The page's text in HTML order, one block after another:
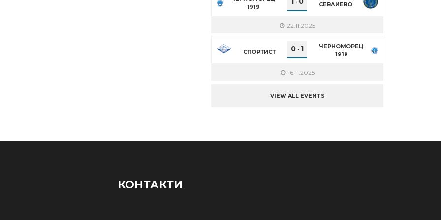
1919
- СЕВЛИЕВО
22.11.2025
СПОРТИСТ 0 - 1
ЧЕРНОМОРЕЦ
1919
16.11.2025
VIEW ALL EVENTS
КОНТАКТИ